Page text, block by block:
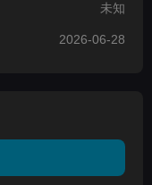
未知
2026-06-28